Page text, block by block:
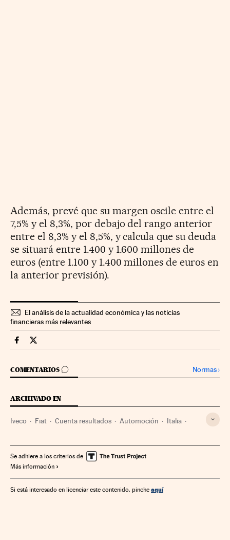
Además, prevé que su margen oscile entre el
7,5% y el 8,3%, por debajo del rango anterior
entre el 8,3% y el 8,5%, y calcula que su deuda
se situará entre 1.400 y 1.600 millones de
euros (entre 1.100 y 1.400 millones de euros en
la anterior previsión).
El análisis de la actualidad económica y las noticias
financieras más relevantes
Companias Cinco Días en Facebook
Companias Cinco Días en Twitter
COMENTARIOS
IR A LOS COMENTARIOS Normas›
ARCHIVADO EN
Iveco Fiat Cuenta resultados Automoción Italia
Europa
Se adhiere a los criterios de
Más información
Si está interesado en licenciar este contenido, pinche aquí